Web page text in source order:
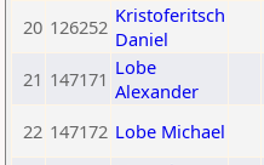
20 126252 Kristoferitsch
Daniel
21 147171 Lobe
Alexander
22 147172 Lobe Michael